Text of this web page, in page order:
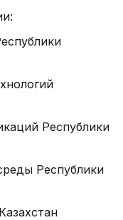
Республики
Республики